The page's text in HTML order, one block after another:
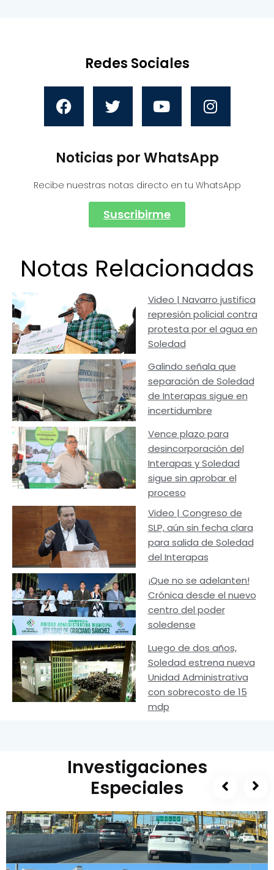
Redes Sociales
Noticias por WhatsApp
Recibe nuestras notas directo en tu WhatsApp
Suscribirme
Notas Relacionadas
Video | Navarro justifica
represión policial contra
protesta por el agua en
Soledad
Galindo señala que
separación de Soledad
de Interapas sigue en
incertidumbre
Vence plazo para
desincorporación del
Interapas y Soledad
sigue sin aprobar el
proceso
Video | Congreso de
SLP, aún sin fecha clara
para salida de Soledad
del Interapas
¡Que no se adelanten!
Crónica desde el nuevo
centro del poder
soledense
Luego de dos años,
Soledad estrena nueva
Unidad Administrativa
con sobrecosto de 15
mdp
Investigaciones
Especiales